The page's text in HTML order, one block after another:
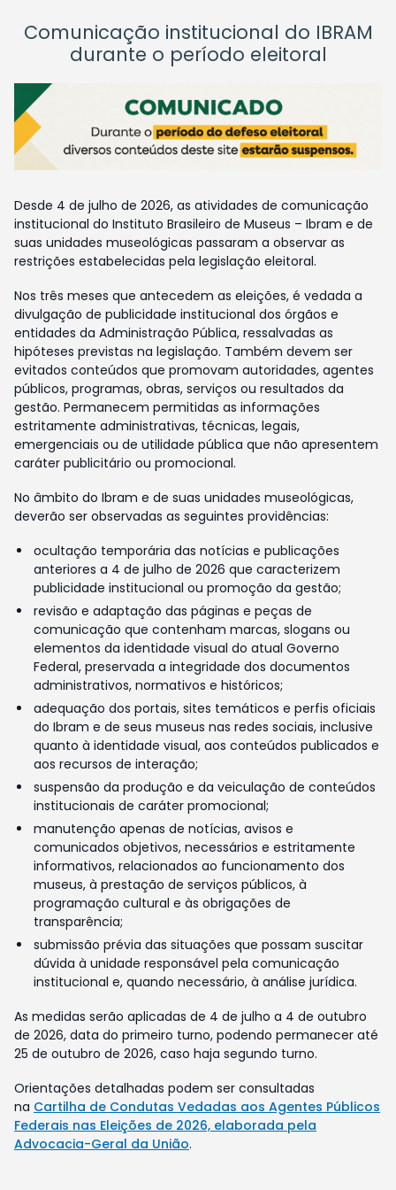
Comunicação institucional do IBRAM
durante o período eleitoral
Desde 4 de julho de 2026, as atividades de comunicação
institucional do Instituto Brasileiro de Museus – Ibram e de
suas unidades museológicas passaram a observar as
restrições estabelecidas pela legislação eleitoral.
Nos três meses que antecedem as eleições, é vedada a
divulgação de publicidade institucional dos órgãos e
entidades da Administração Pública, ressalvadas as
hipóteses previstas na legislação. Também devem ser
evitados conteúdos que promovam autoridades, agentes
públicos, programas, obras, serviços ou resultados da
gestão. Permanecem permitidas as informações
estritamente administrativas, técnicas, legais,
emergenciais ou de utilidade pública que não apresentem
caráter publicitário ou promocional.
No âmbito do Ibram e de suas unidades museológicas,
deverão ser observadas as seguintes providências:
ocultação temporária das notícias e publicações
anteriores a 4 de julho de 2026 que caracterizem
publicidade institucional ou promoção da gestão;
revisão e adaptação das páginas e peças de
comunicação que contenham marcas, slogans ou
elementos da identidade visual do atual Governo
Federal, preservada a integridade dos documentos
administrativos, normativos e históricos;
adequação dos portais, sites temáticos e perfis oficiais
do Ibram e de seus museus nas redes sociais, inclusive
quanto à identidade visual, aos conteúdos publicados e
aos recursos de interação;
suspensão da produção e da veiculação de conteúdos
institucionais de caráter promocional;
manutenção apenas de notícias, avisos e
comunicados objetivos, necessários e estritamente
informativos, relacionados ao funcionamento dos
museus, à prestação de serviços públicos, à
programação cultural e às obrigações de
transparência;
submissão prévia das situações que possam suscitar
dúvida à unidade responsável pela comunicação
institucional e, quando necessário, à análise jurídica.
As medidas serão aplicadas de 4 de julho a 4 de outubro
de 2026, data do primeiro turno, podendo permanecer até
25 de outubro de 2026, caso haja segundo turno.
Orientações detalhadas podem ser consultadas
na Cartilha de Condutas Vedadas aos Agentes Públicos
Federais nas Eleições de 2026, elaborada pela
Advocacia-Geral da União.